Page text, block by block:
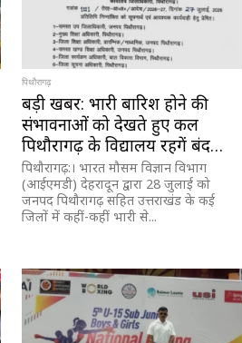
पिथौरागढ़
बड़ी खबर: भारी बारिश होने की
संभावनाओं को देखते हुए कल
पिथौरागढ़ के विद्यालय रहगें बंद…
पिथौरागढ़:। भारत मौसम विज्ञान विभाग
(आईएमडी) देहरादून द्वारा 28 जुलाई को
जनपद पिथौरागढ़ सहित उत्तराखंड के कई
जिलों में कहीं-कहीं भारी से...